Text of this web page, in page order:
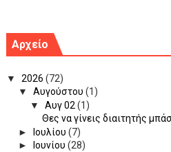
Αρχείο
▼ 2026 (72)
▼ Αυγούστου (1)
▼ Αυγ 02 (1)
Θες να γίνεις διαιτητής
►
Ιουλίου (7)
►
Ιουνίου (28)